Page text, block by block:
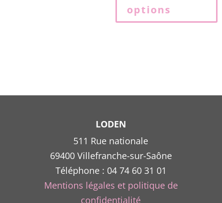
options
LODEN
511 Rue nationale
69400 Villefranche-sur-Saône
Téléphone : 04 74 60 31 01
Mentions légales et politique de
confidentialité